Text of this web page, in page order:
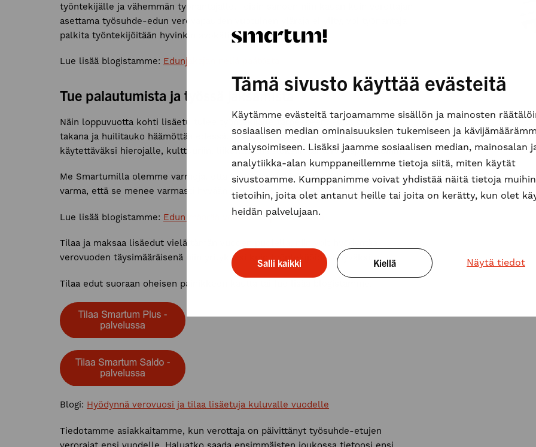
Tämä sivusto käyttää evästeitä
Käytämme evästeitä tarjoamamme sisällön ja mainosten
sosiaalisen median ominaisuuksien tukemiseen ja
analysoimiseen. Lisäksi jaamme sosiaalisen median, mainosalan
analytiikka-alan kumppaneillemme tietoja siitä, miten käytät
sivustoamme. Kumppanimme voivat yhdistää näitä tietoja muihin
tietoihin, joita olet antanut heille tai joita on kerätty, kun olet
heidän palvelujaan.
Salli kaikki Kiellä Näytä tiedot
työntekijälle ja vähemmän työnantajalle. Toisin sanoen niin kauan kuin verottajan
asettama työsuhde-edun verovapauden vuotuinen yläraja ei ylity, voi työnantaja
palkita työntekijöitään hyvinkin avokätisesti.
Lue lisää blogistamme: Edunjakajan neljä päätöstä
Tue palautumista ja työssä jaksamista
Näin loppuvuotta kohti lisäetu tulee työntekijälle tarpeeseen. Pitkä syksy on
takana ja huilitauko häämöttää edessä. Kukapa ei haluaisi hieman ylimääräistä
käytettäväksi hierojalle, kulttuuriin, liikuntaharrastuksiin tai terveyspalveluihin?
Me Smartumilla olemme varmoja, että kun annat lahjaksi työsuhde-etuja, voit olla
varma, että se menee varmasti hyvään tarkoitukseen.
Lue lisää blogistamme: Edun määrää voi nostaa pitkin vuotta
Tilaa ja maksaa lisäedut vielä tämän vuoden puolella, niin voit hyödyntää
verovuoden täysimääräisenä niin yrityksesi kuin työntekijöidesi hyväksi.
Tilaa edut suoraan oheisen painikkeen kautta tai lue lisää blogistamme:
Blogi: Hyödynnä verovuosi ja tilaa lisäetuja kuluvalle vuodelle
Tiedotamme asiakkaitamme, kun verottaja on päivittänyt työsuhde-etujen